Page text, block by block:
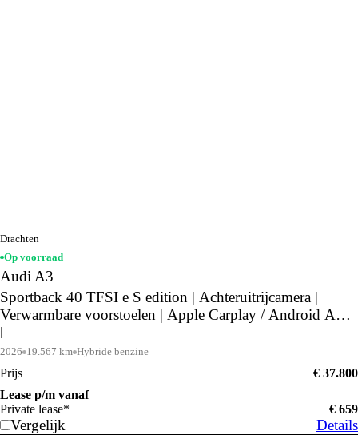
Drachten
Op voorraad
Audi A3
Sportback 40 TFSI e S edition | Achteruitrijcamera |
Verwarmbare voorstoelen | Apple Carplay / Android Auto
|
2026 19.567 km Hybride benzine
Prijs
€ 37.800
Lease p/m vanaf
Private lease*
€ 659
Vergelijk Details